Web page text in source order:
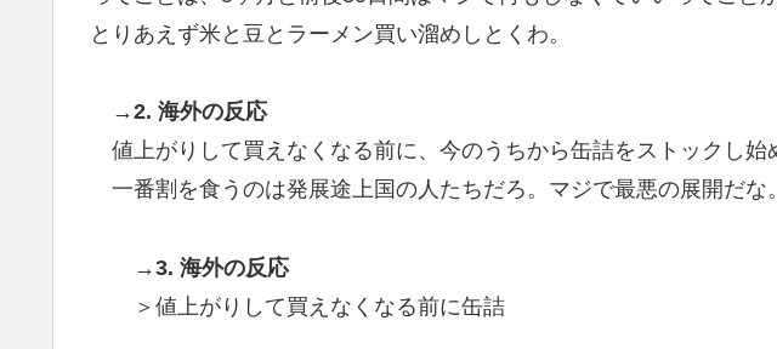
とりあえず米と豆とラーメン買い溜めしとくわ。
→2. 海外の反応
値上がりして買えなくなる前に、今のうちから缶詰をストックし始
一番割を食うのは発展途上国の人たちだろ。マジで最悪の展開だな。
→3. 海外の反応
＞値上がりして買えなくなる前に缶詰